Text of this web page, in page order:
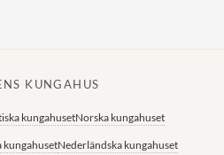
KUNGAHUS
kungahusetNorska kungahuset
kungahusetNederländska kungahuset